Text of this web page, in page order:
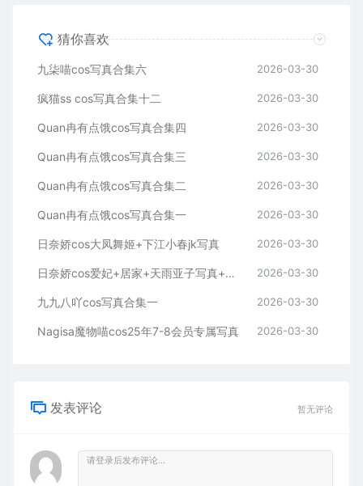
猜你喜欢
九柒喵cos写真合集六 2026-03-30
疯猫ss cos写真合集十二 2026-03-30
Quan冉有点饿cos写真合集四 2026-03-30
Quan冉有点饿cos写真合集三 2026-03-30
Quan冉有点饿cos写真合集二 2026-03-30
Quan冉有点饿cos写真合集一 2026-03-30
日奈娇cos大凤舞姬+下江小春jk写真 2026-03-30
日奈娇cos爱妃+居家+天雨亚子写真+视频 2026-03-30
九九八吖cos写真合集一 2026-03-30
Nagisa魔物喵cos25年7-8会员专属写真 2026-03-30
发表评论 暂无评论